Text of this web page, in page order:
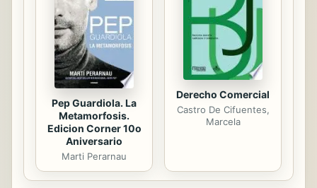
Pep Guardiola. La
Metamorfosis.
Edicion Corner 10o
Aniversario
Marti Perarnau
Derecho Comercial
Castro De Cifuentes,
Marcela